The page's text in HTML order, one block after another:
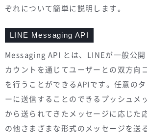
ぞれについて簡単に説明します。
LINE Messaging API
Messaging API とは、LINEが一般公
カウントを通じてユーザーとの双方向
を行うことができるAPIです。任意の
ーに送信することのできるプッシュメ
から送られてきたメッセージに応じた
の他さまざまな形式のメッセージを送